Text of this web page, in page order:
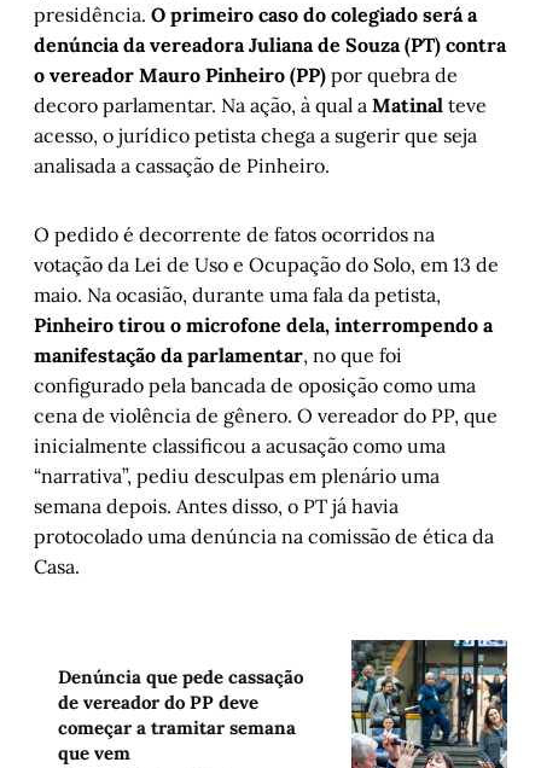
presidência. O primeiro caso do colegiado será a
denúncia da vereadora Juliana de Souza (PT) contra
o vereador Mauro Pinheiro (PP) por quebra de
decoro parlamentar. Na ação, à qual a Matinal teve
acesso, o jurídico petista chega a sugerir que seja
analisada a cassação de Pinheiro.
O pedido é decorrente de fatos ocorridos na
votação da Lei de Uso e Ocupação do Solo, em 13 de
maio. Na ocasião, durante uma fala da petista,
Pinheiro tirou o microfone dela, interrompendo a
manifestação da parlamentar, no que foi
configurado pela bancada de oposição como uma
cena de violência de gênero. O vereador do PP, que
inicialmente classificou a acusação como uma
“narrativa”, pediu desculpas em plenário uma
semana depois. Antes disso, o PT já havia
protocolado uma denúncia na comissão de ética da
Casa.
Denúncia que pede cassação
de vereador do PP deve
começar a tramitar semana
que vem